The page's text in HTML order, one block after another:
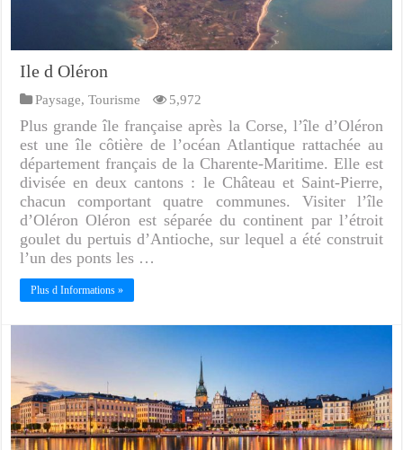
Ile d Oléron
Paysage,Tourisme 5,972
Plus grande île française après la Corse, l’île d’Oléron
est une île côtière de l’océan Atlantique rattachée au
département français de la Charente-Maritime. Elle est
divisée en deux cantons : le Château et Saint-Pierre,
chacun comportant quatre communes. Visiter l’île
d’Oléron Oléron est séparée du continent par l’étroit
goulet du pertuis d’Antioche, sur lequel a été construit
l’un des ponts les …
Plus d Informations »